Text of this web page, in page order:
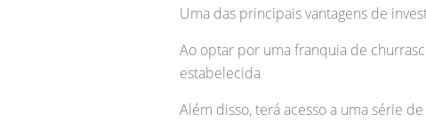
Uma das principais vantagens de
Ao optar por uma franquia de
estabelecida
Além disso, terá acesso a uma série